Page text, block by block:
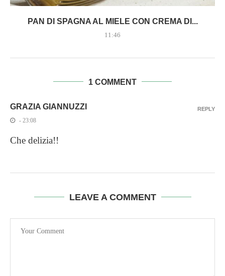
PAN DI SPAGNA AL MIELE CON CREMA DI...
11:46
1 COMMENT
GRAZIA GIANNUZZI
- 23:08
Che delizia!!
REPLY
LEAVE A COMMENT